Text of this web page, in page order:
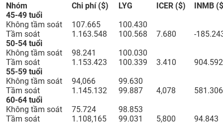
Nhóm Chi phí ($) LYG ICER ($)
INMB
45-49 tuổi
Không tầm soát
107.665
100.430
Tầm soát
1.163.548 100.568 7.680
-
50-54 tuổi
Không tầm soát
98.241
100.030
Tầm soát
1.153.423 100.339 3.410
904.592
55-59 tuổi
Không tầm soát
94,066
99.630
Tầm soát
1.145.132 99.887 4,078
581.306
60-64 tuổi
Không tầm soát
75.724
98.853
Tầm soát
1.108,165 99.031 5,800 94.843